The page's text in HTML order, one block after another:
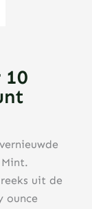
uit de
ounce